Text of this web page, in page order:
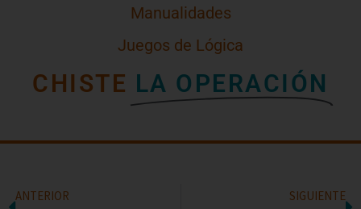
Manualidades
Juegos de Lógica
CHISTE LA OPERACIÓN
ANTERIOR SIGUIENTE